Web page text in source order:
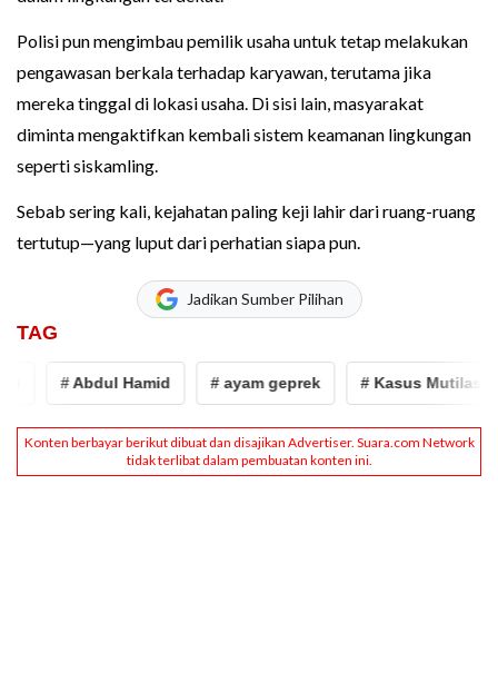
Polisi pun mengimbau pemilik usaha untuk tetap melakukan
pengawasan berkala terhadap karyawan, terutama jika
mereka tinggal di lokasi usaha. Di sisi lain, masyarakat
diminta mengaktifkan kembali sistem keamanan lingkungan
seperti siskamling.
Sebab sering kali, kejahatan paling keji lahir dari ruang-ruang
tertutup—yang luput dari perhatian siapa pun.
Jadikan Sumber Pilihan
TAG
# Abdul Hamid # ayam geprek # Kasus Mutilasi